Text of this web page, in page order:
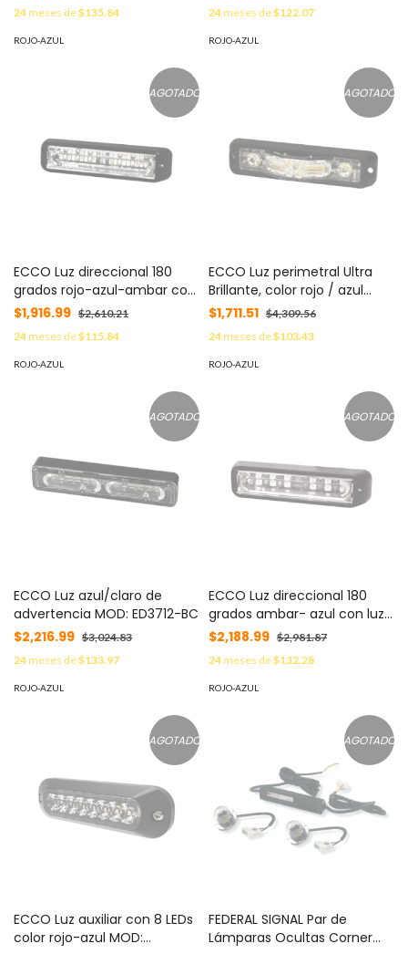
24meses de$135.84
ROJO-AZUL
24meses de$122.07
ROJO-AZUL
AGOTADO
ECCO Luz direccional 180
grados rojo-azul-ambar con
luz de trabajo MOD: ED3766-
$1,916.99 $2,610.21
24meses de$115.84
ROJO-AZUL
AGOTADO
ECCO Luz perimetral Ultra
Brillante, color rojo / azul
MOD: ED3777-RB
$1,711.51 $4,309.56
24meses de$103.43
ROJO-AZUL
AGOTADO
ECCO Luz azul/claro de
advertencia MOD: ED3712-BC
$2,216.99 $3,024.83
24meses de$133.97
ROJO-AZUL
AGOTADO
ECCO Luz direccional 180
grados ambar- azul con luz
de trabajo MOD: ED3766-AB
$2,188.99 $2,981.87
24meses de$132.28
ROJO-AZUL
AGOTADO
ECCO Luz auxiliar con 8 LEDs
color rojo-azul MOD:
AGOTADO
FEDERAL SIGNAL Par de
Lámparas Ocultas Corner